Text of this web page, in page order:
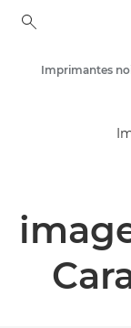
Solutions et
Produits